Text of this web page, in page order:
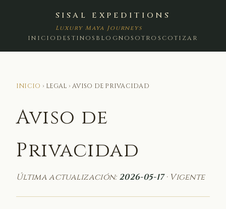
SISAL EXPEDITIONS
Luxury Maya Journeys
INICIO DESTINOS BLOGNOSOTROS COTIZAR
INICIO › LEGAL › AVISO DE PRIVACIDAD
Aviso de
Privacidad
Última actualización: 2026-05-17· Vigente